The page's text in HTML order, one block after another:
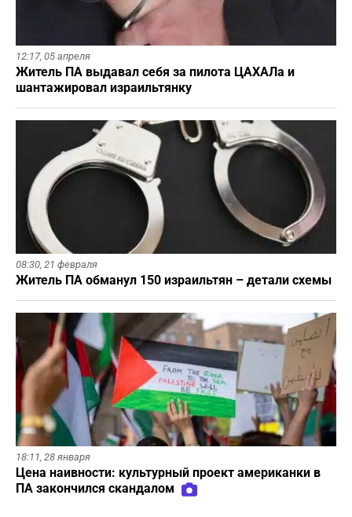
12:17, 05 апреля
Житель ПА выдавал себя за пилота ЦАХАЛа и
шантажировал израильтянку
08:30, 21 февраля
Житель ПА обманул 150 израильтян – детали схемы
18:11, 28 января
Цена наивности: культурный проект американки в
ПА закончился скандалом